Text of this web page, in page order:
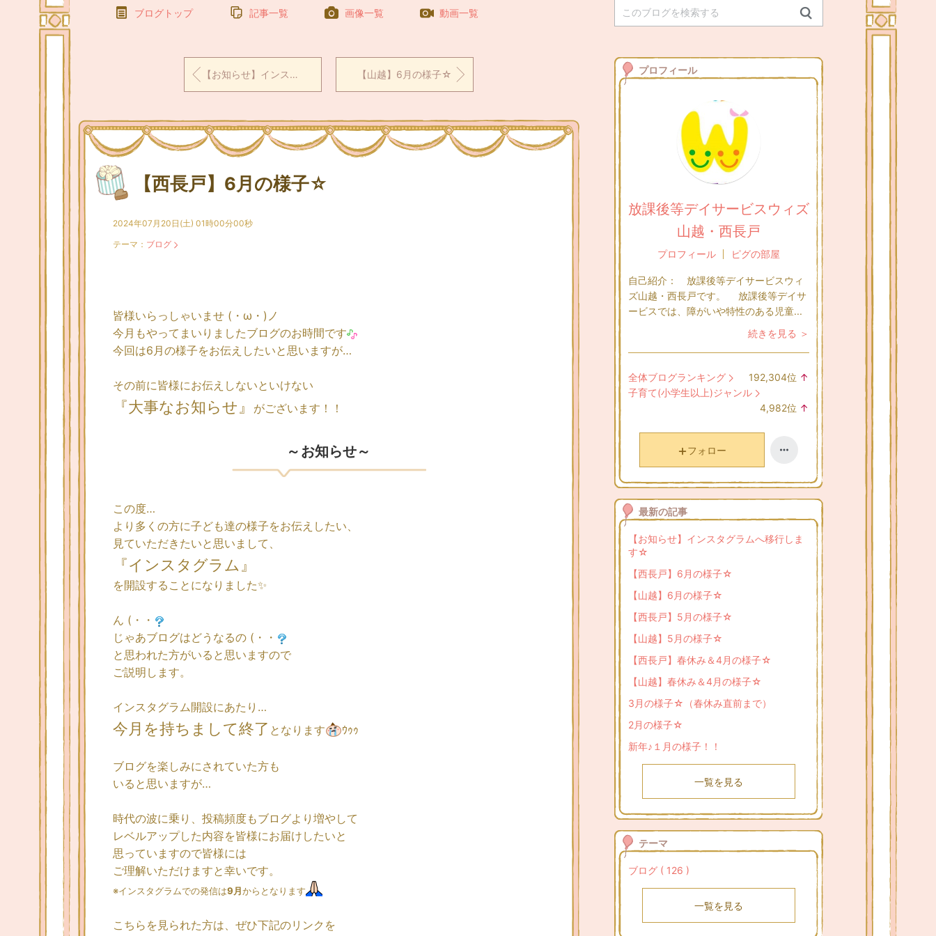
ブログトップ 記事一覧 画像一覧 動画一覧
【お知らせ】インスタグラムへ移行します☆ 【山越】6月の様子☆
【西長戸】6月の様子☆
2024年07月20日(土) 01時00分00秒
テーマ： ブログ
皆様いらっしゃいませ (・ω・)ノ
今月もやってまいりましたブログのお時間です
今回は6月の様子をお伝えしたいと思いますが…
その前に皆様にお伝えしないといけない
『大事なお知らせ』 がございます！！
～お知らせ～
この度…
より多くの方に子ども達の様子をお伝えしたい、
見ていただきたいと思いまして、
『インスタグラム』
を開設することになりました✨
ん (・・
じゃあブログはどうなるの (・・
と思われた方がいると思いますので
ご説明します。
インスタグラム開設にあたり…
今月を持ちまして終了 となります ｳｩｩ
ブログを楽しみにされていた方も
いると思いますが…
時代の波に乗り、投稿頻度もブログより増やして
レベルアップした内容を皆様にお届けしたいと
思っていますので皆様には
ご理解いただけますと幸いです。
※インスタグラムでの発信は9月からとなります
こちらを見られた方は、ぜひ下記のリンクを
プロフィール
放課後等デイサービスウィズ
山越・西長戸
プロフィール ピグの部屋
自己紹介：
放課後等デイサービスウィ
ズ山越・西長戸です。 放課後等デイサ
ービスでは、障がいや特性のある児童...
続きを見る ＞
全体ブログランキング 192,304位 ↑
ラ
ン
キ
ン
グ
上
昇
子育て(小学生以上)ジャンル
4,982位 ↑
ラ
ン
キ
ン
グ
フォロー
最新の記事
【お知らせ】インスタグラムへ移行しま
す☆
【西長戸】6月の様子☆
【山越】6月の様子☆
【西長戸】5月の様子☆
【山越】5月の様子☆
【西長戸】春休み＆4月の様子☆
【山越】春休み＆4月の様子☆
3月の様子☆（春休み直前まで）
2月の様子☆
新年♪１月の様子！！
一覧を見る
テーマ
ブログ ( 126 )
一覧を見る